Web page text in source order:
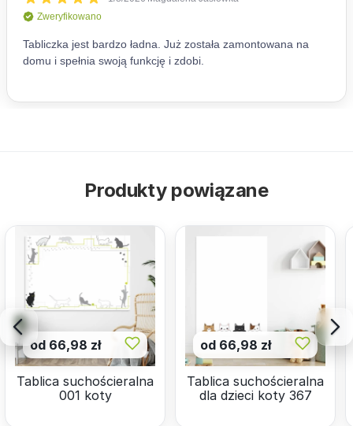
Produkty powiązane
od 66,98 zł
Tablica suchościeralna
001 koty
od 66,98 zł
Tablica suchościeralna
dla dzieci koty 367